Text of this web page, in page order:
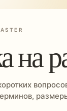
на